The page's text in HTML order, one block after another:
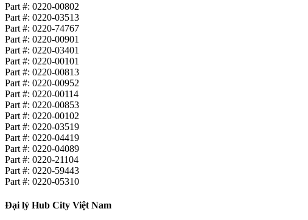
Part #: 0220-00802
Part #: 0220-03513
Part #: 0220-74767
Part #: 0220-00901
Part #: 0220-03401
Part #: 0220-00101
Part #: 0220-00813
Part #: 0220-00952
Part #: 0220-00114
Part #: 0220-00853
Part #: 0220-00102
Part #: 0220-03519
Part #: 0220-04419
Part #: 0220-04089
Part #: 0220-21104
Part #: 0220-59443
Part #: 0220-05310
Đại lý Hub City Việt Nam